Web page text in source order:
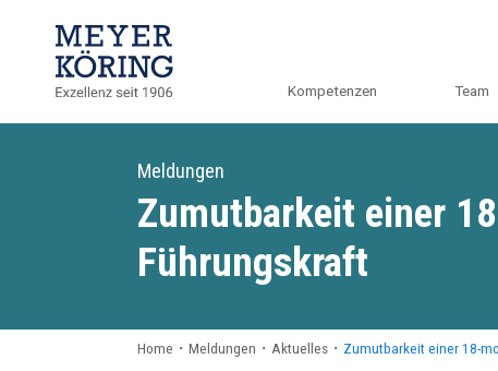
Kompetenzen Team
Meldungen
Zumutbarkeit einer
Führungskraft
Home ・ Meldungen ・ Aktuelles ・ Zumutbarkeit einer 18-